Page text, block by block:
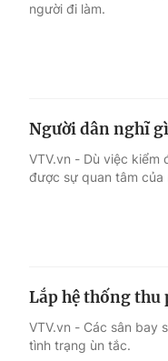
người đi làm.
Người dân nghĩ
VTV.vn - Dù việc kiểm
được sự quan tâm
Lắp hệ thống thu
VTV.vn - Các sân bay
tình trạng ùn tắc.